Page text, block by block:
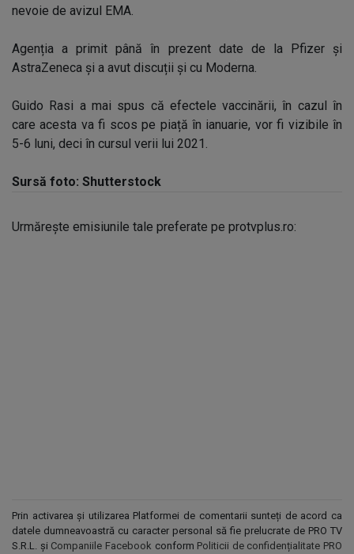
nevoie de avizul EMA.
Agenția a primit până în prezent date de la Pfizer și
AstraZeneca și a avut discuții și cu Moderna.
Guido Rasi a mai spus că efectele vaccinării, în cazul în
care acesta va fi scos pe piață în ianuarie, vor fi vizibile în
5-6 luni, deci în cursul verii lui 2021.
Sursă foto: Shutterstock
Urmărește emisiunile tale preferate pe protvplus.ro:
Prin activarea și utilizarea Platformei de comentarii sunteți de acord ca
datele dumneavoastră cu caracter personal să fie prelucrate de PRO TV
S.R.L. și Companiile Facebook conform Politicii de confidențialitate PRO